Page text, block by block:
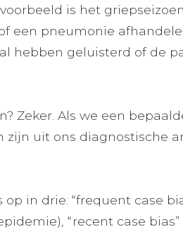
is het
een pneumonie
hebben geluisterd of de
Zeker. Als we een
zijn uit ons diagnostische
in drie: “frequent case
“recent case